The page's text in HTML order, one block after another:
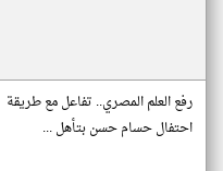
المقالات
الموجوده
هنا عن
رفع العلم المصري.. تفاعل مع طريقة
احتفال حسام حسن بتأهل ...